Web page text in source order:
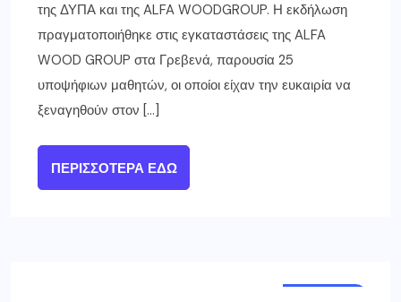
της ΔΥΠΑ και της ALFA WOODGROUP. Η εκδήλωση
πραγματοποιήθηκε στις εγκαταστάσεις της ALFA
WOOD GROUP στα Γρεβενά, παρουσία 25
υποψήφιων μαθητών, οι οποίοι είχαν την ευκαιρία να
ξεναγηθούν στον […]
ΠΕΡΙΣΣΌΤΕΡΑ ΕΔΏ